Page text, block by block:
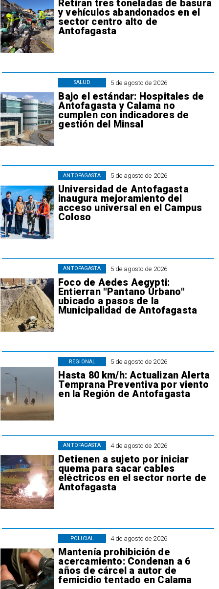
Retiran tres toneladas de basura
y vehículos abandonados en el
sector centro alto de
Antofagasta
5 de agosto de 2026
Bajo el estándar: Hospitales de
Antofagasta y Calama no
cumplen con indicadores de
gestión del Minsal
SALUD
5 de agosto de 2026
Universidad de Antofagasta
inaugura mejoramiento del
acceso universal en el Campus
Coloso
ANTOFAGASTA
5 de agosto de 2026
Foco de Aedes Aegypti:
Entierran "Pantano Urbano"
ubicado a pasos de la
Municipalidad de Antofagasta
ANTOFAGASTA
5 de agosto de 2026
Hasta 80 km/h: Actualizan Alerta
Temprana Preventiva por viento
en la Región de Antofagasta
REGIONAL
4 de agosto de 2026
Detienen a sujeto por iniciar
quema para sacar cables
eléctricos en el sector norte de
Antofagasta
ANTOFAGASTA
4 de agosto de 2026
Mantenía prohibición de
acercamiento: Condenan a 6
años de cárcel a autor de
femicidio tentado en Calama
POLICIAL